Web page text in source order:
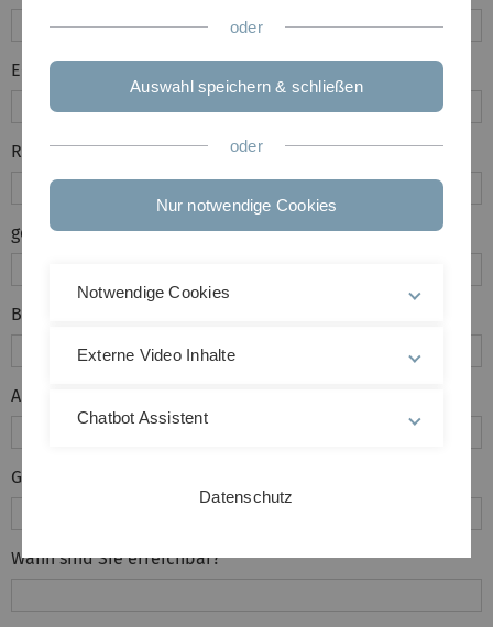
E-Mail-Adresse:
Rückrufnummer:*
gestörte Nummer / Endgerät:*
Bereich:
Abteilung:
Gebäude / Raumnummer:
Wann sind Sie erreichbar?*
oder
Auswahl speichern & schließen
oder
Nur notwendige Cookies
Notwendige Cookies
Externe Video Inhalte
Chatbot Assistent
Datenschutz